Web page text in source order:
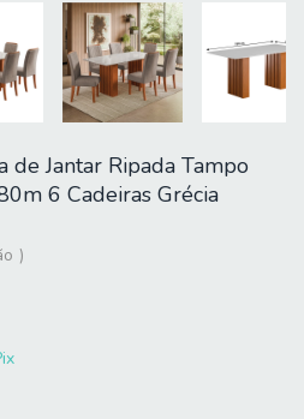
de Jantar Ripada Tampo
6 Cadeiras Grécia